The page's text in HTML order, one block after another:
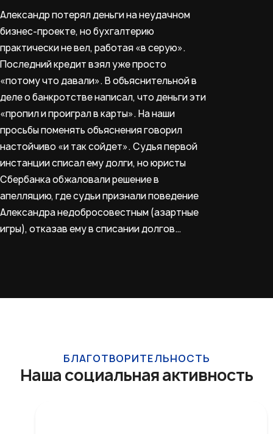
Александр потерял деньги на неудачном
бизнес-проекте, но бухгалтерию
практически не вел, работая «в серую».
Последний кредит взял уже просто
«потому что давали». В объяснительной в
деле о банкротстве написал, что деньги эти
«пропил и проиграл в карты». На наши
просьбы поменять объяснения говорил
настойчиво «и так сойдет». Судья первой
инстанции списал ему долги, но юристы
Сбербанка обжаловали решение в
апелляцию, где судьи признали поведение
Александра недобросовестным (азартные
игры), отказав ему в списании долгов…
БЛАГОТВОРИТЕЛЬНОСТЬ
Наша социальная активность